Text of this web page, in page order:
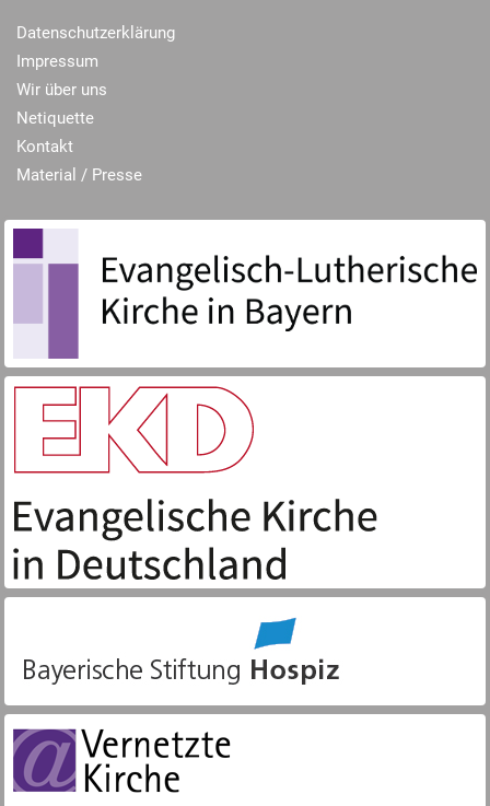
Datenschutzerklärung
Impressum
Wir über uns
Netiquette
Kontakt
Material / Presse